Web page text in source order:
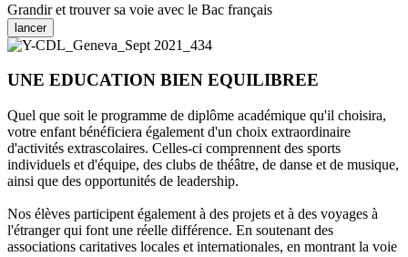
Grandir et trouver sa voie avec le Bac français
lancer
UNE EDUCATION BIEN EQUILIBREE
Quel que soit le programme de diplôme académique qu'il choisira,
votre enfant bénéficiera également d'un choix extraordinaire
d'activités extrascolaires. Celles-ci comprennent des sports
individuels et d'équipe, des clubs de théâtre, de danse et de musique,
ainsi que des opportunités de leadership.
Nos élèves participent également à des projets et à des voyages à
l'étranger qui font une réelle différence. En soutenant des
associations caritatives locales et internationales, en montrant la voie